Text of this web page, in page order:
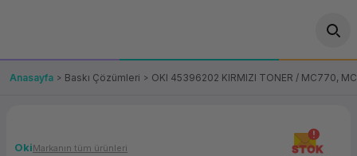
OT/VT Ürünleri
Çözümleri
Ürünler
Anasayfa Baskı Çözümleri OKI 45396202 KIRMIZI TONER / MC770,
STOK
OkiMarkanın tüm ürünleri